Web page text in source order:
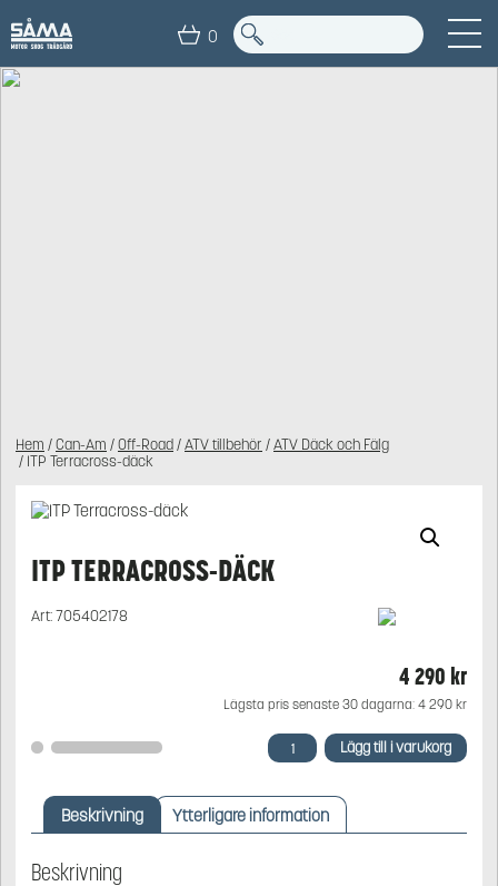
0
Hem /Can-Am /Off-Road/ATV tillbehör /ATV Däck och Fälg
/ ITP Terracross-däck
ITP TERRACROSS-DÄCK
Art:705402178
4 290 kr
Lägsta pris senaste 30 dagarna: 4 290 kr
ITP
Terracross-
mängd
Lägg till i varukorg
Beskrivning Ytterligare information
Beskrivning